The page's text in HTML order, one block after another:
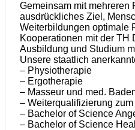
Gemeinsam mit mehreren
ausdrückliches Ziel,
Weiterbildungen optimale
Kooperationen mit der TH
Ausbildung und Studium
Unsere staatlich
– Physiotherapie
– Ergotherapie
– Masseur und med.
– Weiterqualifizierung
– Bachelor of Science
– Bachelor of Science